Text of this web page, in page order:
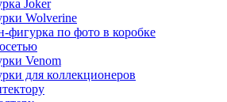
Joker
Wolverine
фигурка по фото в коробке
Venom
для коллекционеров